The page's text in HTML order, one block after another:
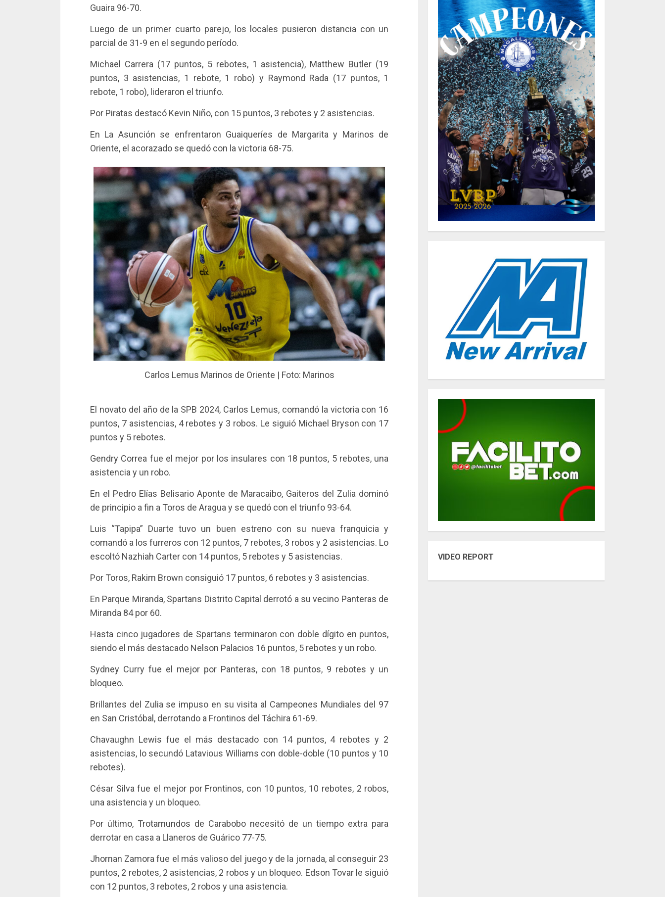
Guaira 96-70.
Luego de un primer cuarto parejo, los locales pusieron distancia con un
parcial de 31-9 en el segundo período.
Michael Carrera (17 puntos, 5 rebotes, 1 asistencia), Matthew Butler (19
puntos, 3 asistencias, 1 rebote, 1 robo) y Raymond Rada (17 puntos, 1
rebote, 1 robo), lideraron el triunfo.
Por Piratas destacó Kevin Niño, con 15 puntos, 3 rebotes y 2 asistencias.
En La Asunción se enfrentaron Guaiqueríes de Margarita y Marinos de
Oriente, el acorazado se quedó con la victoria 68-75.
Carlos Lemus Marinos de Oriente | Foto: Marinos
El novato del año de la SPB 2024, Carlos Lemus, comandó la victoria con 16
puntos, 7 asistencias, 4 rebotes y 3 robos. Le siguió Michael Bryson con 17
puntos y 5 rebotes.
Gendry Correa fue el mejor por los insulares con 18 puntos, 5 rebotes, una
asistencia y un robo.
En el Pedro Elías Belisario Aponte de Maracaibo, Gaiteros del Zulia dominó
de principio a fin a Toros de Aragua y se quedó con el triunfo 93-64.
Luis “Tapipa” Duarte tuvo un buen estreno con su nueva franquicia y
comandó a los furreros con 12 puntos, 7 rebotes, 3 robos y 2 asistencias. Lo
escoltó Nazhiah Carter con 14 puntos, 5 rebotes y 5 asistencias.
Por Toros, Rakim Brown consiguió 17 puntos, 6 rebotes y 3 asistencias.
En Parque Miranda, Spartans Distrito Capital derrotó a su vecino Panteras de
Miranda 84 por 60.
Hasta cinco jugadores de Spartans terminaron con doble dígito en puntos,
siendo el más destacado Nelson Palacios 16 puntos, 5 rebotes y un robo.
Sydney Curry fue el mejor por Panteras, con 18 puntos, 9 rebotes y un
bloqueo.
Brillantes del Zulia se impuso en su visita al Campeones Mundiales del 97
en San Cristóbal, derrotando a Frontinos del Táchira 61-69.
Chavaughn Lewis fue el más destacado con 14 puntos, 4 rebotes y 2
asistencias, lo secundó Latavious Williams con doble-doble (10 puntos y 10
rebotes).
César Silva fue el mejor por Frontinos, con 10 puntos, 10 rebotes, 2 robos,
una asistencia y un bloqueo.
Por último, Trotamundos de Carabobo necesitó de un tiempo extra para
derrotar en casa a Llaneros de Guárico 77-75.
Jhornan Zamora fue el más valioso del juego y de la jornada, al conseguir 23
puntos, 2 rebotes, 2 asistencias, 2 robos y un bloqueo. Edson Tovar le siguió
con 12 puntos, 3 rebotes, 2 robos y una asistencia.
VIDEO REPORT